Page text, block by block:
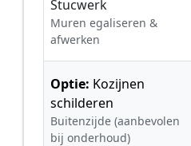
Stucwerk
Muren egaliseren &
afwerken
Optie: Kozijnen
schilderen
Buitenzijde (aanbevolen
bij onderhoud)